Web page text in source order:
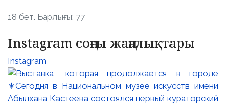
18 бет. Барлығы: 77
Instagram соңғы жаңалықтары
Instagram